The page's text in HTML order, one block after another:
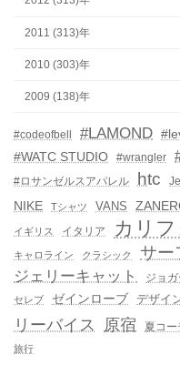
2011 (313)年
2010 (303)年
2009 (138)年
#codeofbell #LAMOND
#WATC STUDIO #wrangler
#ロサンゼルスアパレル
htc
NIKE
Tシャツ VANS
イギリス イタリア カリ
キャロライン クラシック サー
ジェリーキャット
ジョ
セレブ ゼインローブ デザイ
リーバイス 原宿 夏コー
旅行